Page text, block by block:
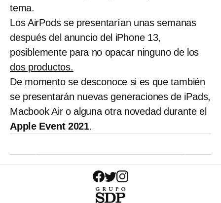
tema.
Los AirPods se presentarían unas semanas
después del anuncio del iPhone 13,
posiblemente para no opacar ninguno de los
dos productos.
De momento se desconoce si es que también
se presentarán nuevas generaciones de iPads,
Macbook Air o alguna otra novedad durante el
Apple Event 2021.